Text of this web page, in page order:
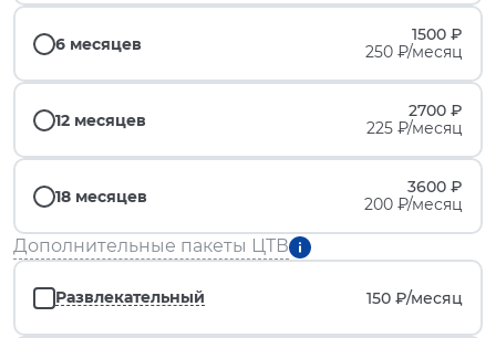
6 месяцев
1500 ₽
250 ₽/месяц
12 месяцев
2700 ₽
225 ₽/месяц
18 месяцев
3600 ₽
200 ₽/месяц
Дополнительные пакеты ЦТВ
Развлекательный 150 ₽/месяц